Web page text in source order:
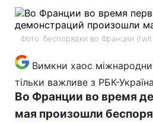
Фото: беспорядки во Франции
Вимкни хаос
тільки важливе з РБК-
Во Франции во время
мая произошли